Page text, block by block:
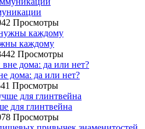
Просмотры
каждому
Просмотры
дома: да или нет?
Просмотры
для глинтвейна
Просмотры